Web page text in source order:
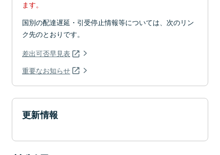
ます。
国別の配達遅延・引受停止情報等については、次のリン
ク先のとおりです。
差出可否早見表
重要なお知らせ
更新情報